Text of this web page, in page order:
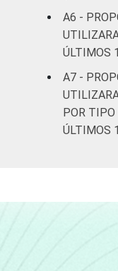
Â¹ Base:
A6 -
ÚLTIMOS
A7 -
POR TIPO
ÚLTIMOS